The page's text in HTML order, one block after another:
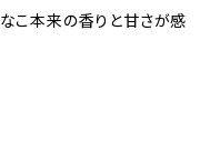
こ本来の香りと甘さが感